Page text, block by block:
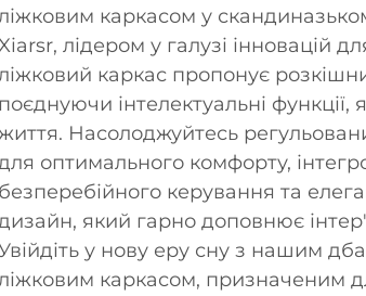
каркасом у
лідером у галузі інновацій
каркас пропонує
поєднуючи інтелектуальні
Насолоджуйтесь
оптимального комфорту,
безперебійного керування та
який гарно доповнює
у нову еру сну з нашим
каркасом, призначеним